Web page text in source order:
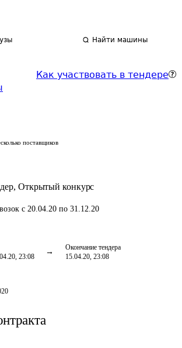
Найти машины
Как участвовать в тендере
поставщиков
, Открытый конкурс
с 20.04.20 по 31.12.20
23:08
Окончание тендера
15.04.20, 23:08